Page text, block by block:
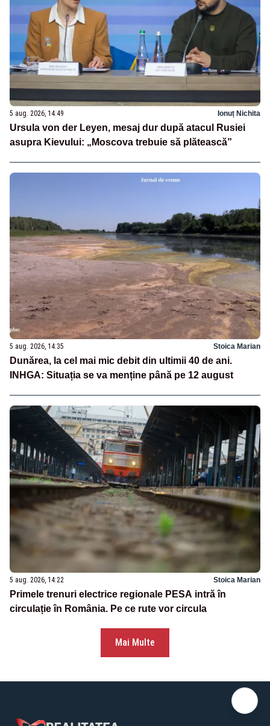
5 aug. 2026, 14:49 Ionuț Nichita
Ursula von der Leyen, mesaj dur după atacul Rusiei
asupra Kievului: „Moscova trebuie să plătească”
5 aug. 2026, 14:35 Stoica Marian
Dunărea, la cel mai mic debit din ultimii 40 de ani.
INHGA: Situația se va menține până pe 12 august
5 aug. 2026, 14:22 Stoica Marian
Primele trenuri electrice regionale PESA intră în
circulație în România. Pe ce rute vor circula
Mai Multe